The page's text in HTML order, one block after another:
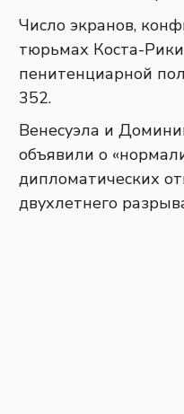
Число экранов,
тюрьмах Коста-
пенитенциарной
352.
Венесуэла и
объявили о
дипломатических
двухлетнего